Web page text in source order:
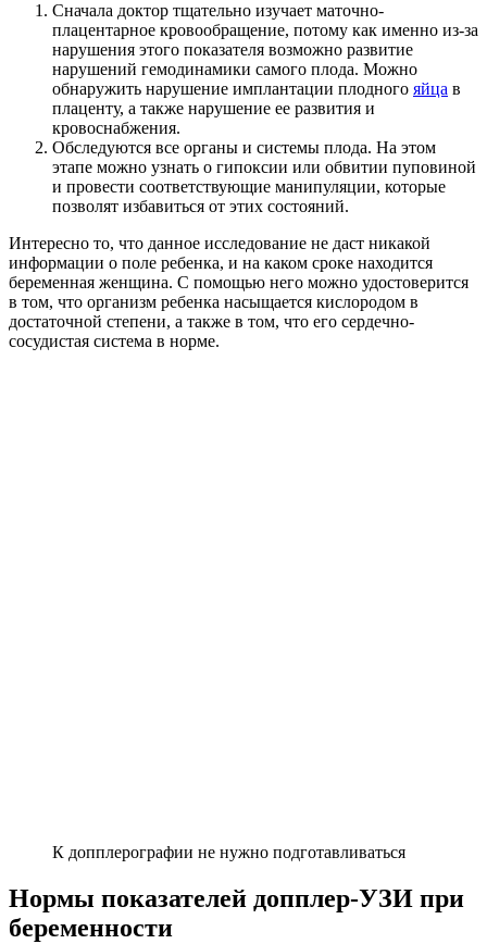
Сначала доктор тщательно изучает маточно-
плацентарное кровообращение, потому как именно из-за
нарушения этого показателя возможно развитие
нарушений гемодинамики самого плода. Можно
обнаружить нарушение имплантации плодного яйца в
плаценту, а также нарушение ее развития и
кровоснабжения.
Обследуются все органы и системы плода. На этом
этапе можно узнать о гипоксии или обвитии пуповиной
и провести соответствующие манипуляции, которые
позволят избавиться от этих состояний.
Интересно то, что данное исследование не даст никакой
информации о поле ребенка, и на каком сроке находится
беременная женщина. С помощью него можно удостоверится
в том, что организм ребенка насыщается кислородом в
достаточной степени, а также в том, что его сердечно-
сосудистая система в норме.
К допплерографии не нужно подготавливаться
Нормы показателей допплер-УЗИ при
беременности